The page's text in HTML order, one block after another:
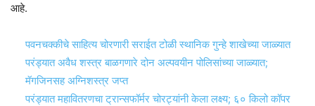
आहे.
पवनचक्कीचे साहित्य चोरणारी सराईत टोळी स्थानिक गुन्हे शाखेच्या जाळ्यात
परंड्यात अवैध शस्त्र बाळगणारे दोन अल्पवयीन पोलिसांच्या जाळ्यात;
मॅगजिनसह अग्निशस्त्र जप्त
परंड्यात महावितरणचा ट्रान्सफॉर्मर चोरट्यांनी केला लक्ष्य; ६० किलो कॉपर